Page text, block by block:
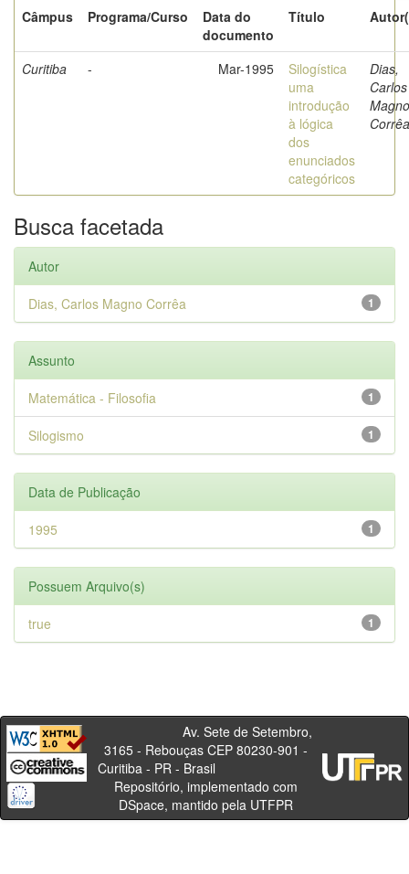
Câmpus
Programa/Curso
Data do
documento
Título
Curitiba - Mar-1995
Silogística
uma
introdução
à lógica
dos
enunciados
categóricos
Dias,
Carlos
Magno
Corrêa
Busca facetada
Autor
1
Dias, Carlos Magno Corrêa
Assunto
1
Matemática - Filosofia
1
Silogismo
Data de Publicação
1
1995
Possuem Arquivo(s)
1
true
Av. Sete de Setembro,
3165 - Rebouças CEP 80230-901 -
Curitiba - PR - Brasil
Repositório, implementado com
DSpace, mantido pela UTFPR